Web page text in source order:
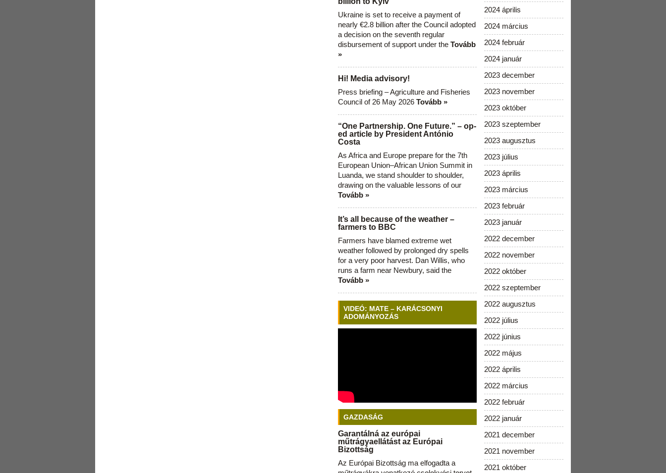
Ukraine is set to receive a payment of
nearly €2.8 billion after the Council adopted
a decision on the seventh regular
disbursement of support under the Tovább
»
Hi! Media advisory!
Press briefing – Agriculture and Fisheries
Council of 26 May 2026 Tovább »
“One Partnership. One Future.” – op-
ed article by President António
Costa
As Africa and Europe prepare for the 7th
European Union–African Union Summit in
Luanda, we stand shoulder to shoulder,
drawing on the valuable lessons of our
Tovább »
It’s all because of the weather –
farmers to BBC
Farmers have blamed extreme wet
weather followed by prolonged dry spells
for a very poor harvest. Dan Willis, who
runs a farm near Newbury, said the
Tovább »
VIDEÓ: MATE – KARÁCSONYI
ADOMÁNYOZÁS
GAZDASÁG
Garantálná az európai
műtrágyaellátást az Európai
Bizottság
Az Európai Bizottság ma elfogadta a
2024 április
2024 március
2024 február
2024 január
2023 december
2023 november
2023 október
2023 szeptember
2023 augusztus
2023 július
2023 április
2023 március
2023 február
2023 január
2022 december
2022 november
2022 október
2022 szeptember
2022 augusztus
2022 július
2022 június
2022 május
2022 április
2022 március
2022 február
2022 január
2021 december
2021 november
2021 október